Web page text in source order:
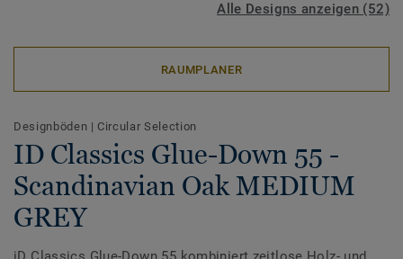
Alle Designs anzeigen (52)
RAUMPLANER
Designböden | Circular Selection
ID Classics Glue-Down 55 -
Scandinavian Oak MEDIUM
GREY